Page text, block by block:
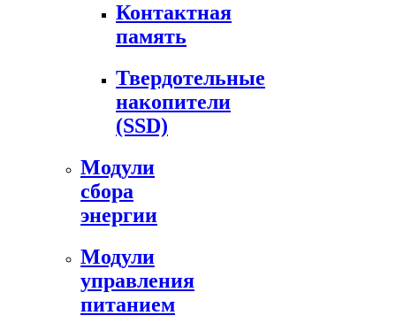
Контактная
память
Твердотельные
накопители
(SSD)
Модули
сбора
энергии
Модули
управления
питанием